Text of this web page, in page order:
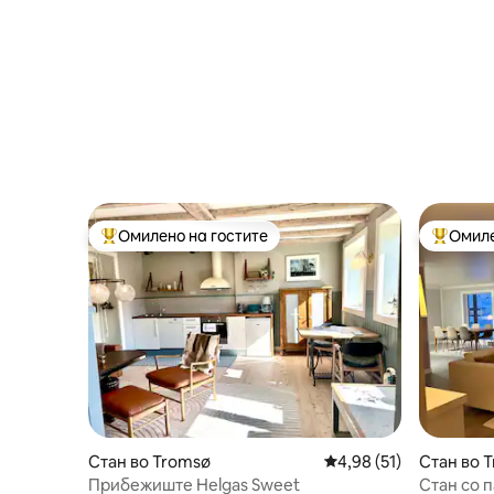
Меѓу најуспешните „Омилени на гостите“
Омилено на гостите
Стан во Tromsø Просечна оцена: 4,98
4,98 (51)
Прибежиште Helgas Sweet
Меѓу
Стан во
Стан со